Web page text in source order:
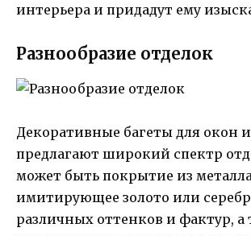
интерьера и придадут ему
Разнообразие отделок
Декоративные багеты для окон
предлагают широкий спектр
может быть покрытие из
имитирующее золото или
различных оттенков и фактур, а